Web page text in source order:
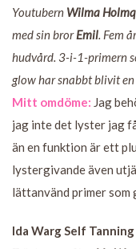
Youtubern Wilma
med sin brorEmil. Fem
hudvård. 3-i-1-primern
glow har snabbt blivit
Mitt omdöme: Jag
jag inte det lyster jag
än en funktion är ett
lystergivande även
lättanvänd primer
Ida WargSelf